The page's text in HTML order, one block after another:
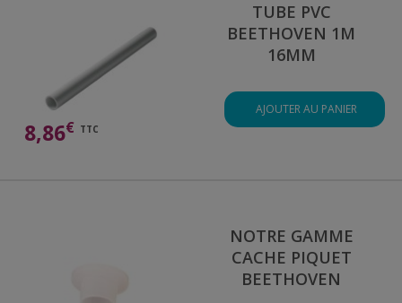
TUBE PVC
BEETHOVEN 1M
16MM
8,86€ TTC
AJOUTER AU PANIER
NOTRE GAMME
CACHE PIQUET
BEETHOVEN